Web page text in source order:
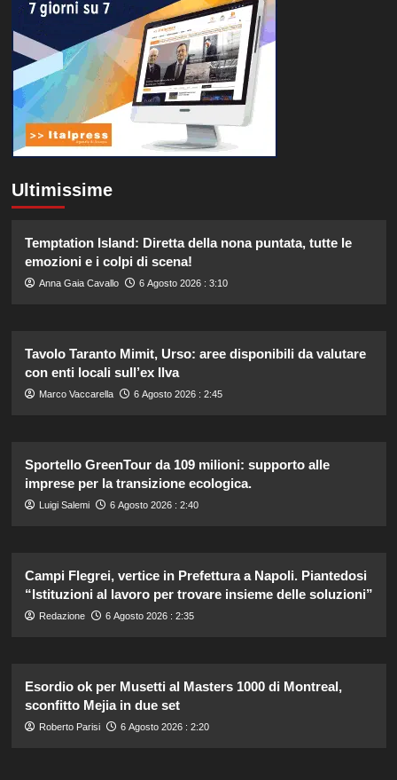
Ultimissime
Temptation Island: Diretta della nona puntata, tutte le
emozioni e i colpi di scena!
Anna Gaia Cavallo 6 Agosto 2026 : 3:10
Tavolo Taranto Mimit, Urso: aree disponibili da valutare
con enti locali sull’ex Ilva
Marco Vaccarella 6 Agosto 2026 : 2:45
Sportello GreenTour da 109 milioni: supporto alle
imprese per la transizione ecologica.
Luigi Salemi 6 Agosto 2026 : 2:40
Campi Flegrei, vertice in Prefettura a Napoli. Piantedosi
“Istituzioni al lavoro per trovare insieme delle soluzioni”
Redazione 6 Agosto 2026 : 2:35
Esordio ok per Musetti al Masters 1000 di Montreal,
sconfitto Mejia in due set
Roberto Parisi 6 Agosto 2026 : 2:20